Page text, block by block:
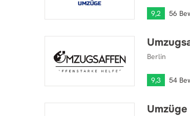
9,2 56
Berlin
9,3 54
Umzüge & Dienstleistungen Florian